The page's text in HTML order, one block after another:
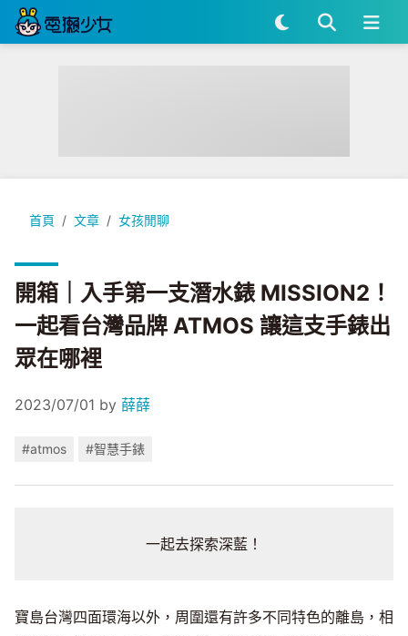
首頁 文章 女孩閒聊
開箱｜入手第一支潛水錶 MISSION2！一起看台灣品牌
開箱｜入手第一支潛水錶 MISSION2！
一起看台灣品牌 ATMOS 讓這支手錶出
眾在哪裡
2023/07/01 by 薛薛
#atmos #智慧手錶
一起去探索深藍！
寶島台灣四面環海以外，周圍還有許多不同特色的離島，相